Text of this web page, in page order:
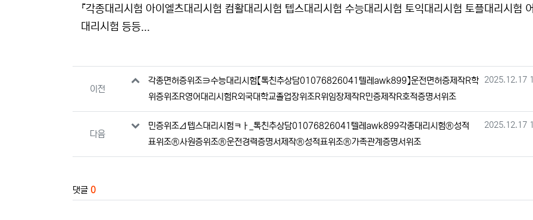
『각종대리시험 아이엘츠대리시험 컴활대리시험 텝스대리시험 수능대리시험 토익대리시험 토플대리시험
대리시험 등등...
이전
각종면허증위조∋수능대리시험【톡친추상담01076826041텔레awk899】운전면허증제작R학
위증위조R영어대리시험R외국대학교졸업장위조R위임장제작R민증제작R호적증명서위조
작성일
2025.12.17
다음
민증위조Δ텝스대리시험ㅋㅏ_톡친추상담01076826041텔레awk899각종대리시험®성적
표위조®사원증위조®운전경력증명서제작®성적표위조®가족관계증명서위조
작성일
2025.12.17
댓글 0